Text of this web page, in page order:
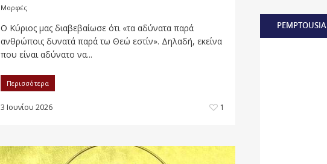
Μορφές
Ο Κύριος μας διαβεβαίωσε ότι «τα αδύνατα παρά
ανθρώποις δυνατά παρά τω Θεώ εστίν». Δηλαδή, εκείνα
που είναι αδύνατο να...
Περισσότερα
3 Ιουνίου 2026 1
PEMPTOUSIA